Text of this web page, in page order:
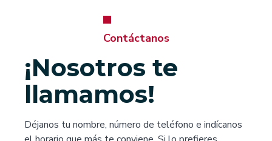
Contáctanos
¡Nosotros te
llamamos!
Déjanos tu nombre, número de teléfono e indícanos